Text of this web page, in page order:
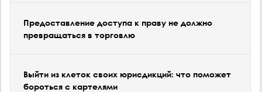
Предоставление доступа к праву не должно
превращаться в торговлю
Выйти из клеток своих юрисдикций: что поможет
бороться с картелями